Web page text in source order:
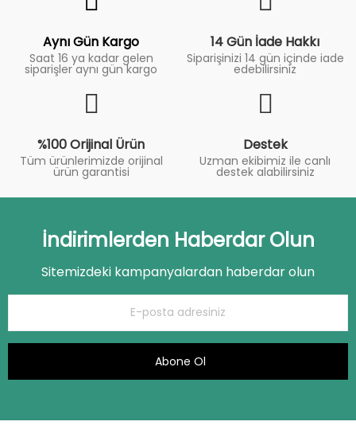
Aynı Gün Kargo
Saat 16 ya kadar gelen
siparişler aynı gün kargo
14 Gün İade Hakkı
Siparişinizi 14 gün içinde iade
edebilirsiniz
%100 Orijinal Ürün
Tüm ürünlerimizde orijinal
ürün garantisi
Destek
Uzman ekibimiz ile canlı
destek alabilirsiniz
İndirimlerden Haberdar Olun
Sitemizdeki kampanyalardan haberdar olun
Abone Ol